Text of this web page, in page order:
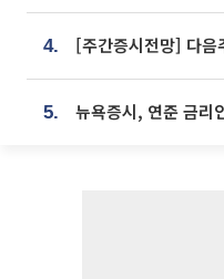
4.
5.